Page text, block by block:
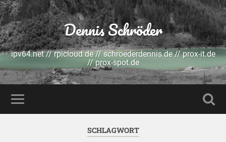
Dennis Schröder
ipv64.net // rpicloud.de // schroederdennis.de // prox-it.de
// prox-spot.de
SCHLAGWORT